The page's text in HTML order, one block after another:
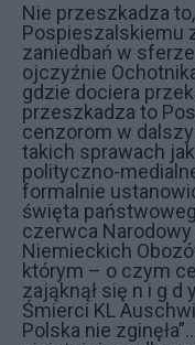
Nie przeszkadza
Pospieszalskiemu
zaniedbań w
ojczyźnie
gdzie dociera
przeszkadza to
cenzorom w
takich sprawach
polityczno-
formalnie
święta
czerwca
Niemieckich
którym – o czym
zająknął się n i g d
Śmierci KL
Polska nie